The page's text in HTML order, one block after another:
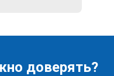
доверять?